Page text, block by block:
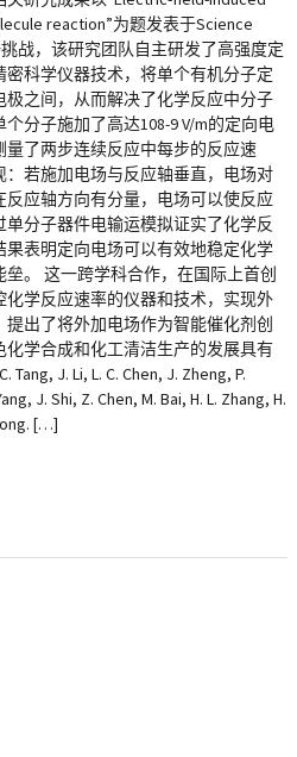
reaction”为题发表于Science
战，该研究团队自主研发了高强度定
科学仪器技术，将单个有机分子定
之间，从而解决了化学反应中分子
分子施加了高达108-9 V/m的定向电
了两步连续反应中每步的反应速
若施加电场与反应轴垂直，电场对
应轴方向有分量，电场可以使反应
分子器件电输运模拟证实了化学反
表明定向电场可以有效地稳定化学
。 这一跨学科合作，在国际上首创
学反应速率的仪器和技术，实现外
出了将外加电场作为智能催化剂创
学合成和化工清洁生产的发展具有
J. Li, L. C. Chen, J. Zheng, P.
J. Shi, Z. Chen, M. Bai, H. L. Zhang, H.
[…]